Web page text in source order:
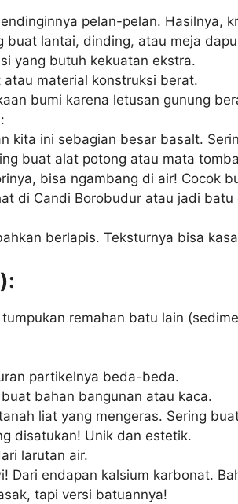
pelan-pelan. Hasilnya,
lantai, dinding, atau meja
yang butuh kekuatan ekstra.
material konstruksi berat.
bumi karena letusan gunung
kita ini sebagian besar basalt.
buat alat potong atau mata
bisa ngambang di air! Cocok
di Candi Borobudur atau jadi
berlapis. Teksturnya bisa
remahan batu lain
partikelnya beda-beda.
bahan bangunan atau kaca.
liat yang mengeras. Sering
disatukan! Unik dan estetik.
larutan air.
Dari endapan kalsium karbonat.
tapi versi batuannya!